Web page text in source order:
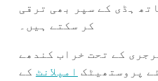
ہڈی کے سپر بھی ترقی
کر سکتے ہیں۔
کے تحت خراب کندھے
پروستھیٹک امپلانٹ کے